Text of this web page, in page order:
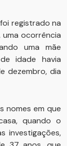
registrado na
uma ocorrência
uma mãe
idade havia
dezembro, dia
nomes em que
quando o
investigações,